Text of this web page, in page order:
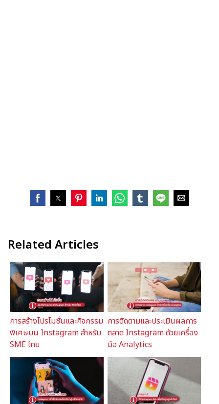
Related Articles
การสร้างโปรโมชั่นและกิจกรรม
พิเศษบน Instagram สำหรับ
SME ไทย
การติดตามและประเมินผลการ
ตลาด Instagram ด้วยเครื่อง
มือ Analytics